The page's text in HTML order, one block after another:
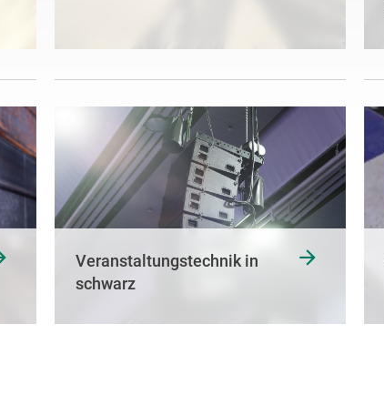
Veranstaltungstechnik in
schwarz